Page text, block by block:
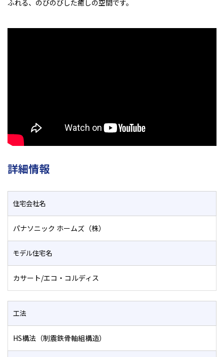
ふれる、のびのびした癒しの空間です。
詳細情報
住宅会社名
パナソニック ホームズ（株）
モデル住宅名
カサート/エコ・コルディス
工法
HS構法（制震鉄骨軸組構造）